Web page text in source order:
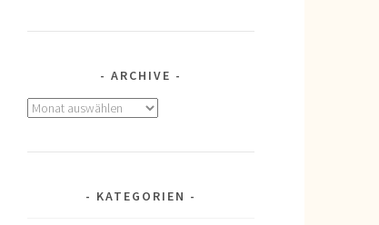
ARCHIVE
Archive
KATEGORIEN